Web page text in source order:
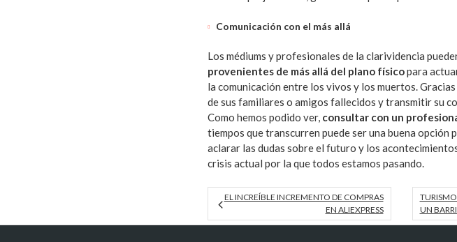
Comunicación con el más allá
Los médiums y profesionales de la clarividencia
provenientes de más allá del plano físicopara
la comunicación entre los vivos y los muertos.
de sus familiares o amigos fallecidos y transmitir su
Como hemos podido ver, consultar con un
tiempos que transcurren puede ser una buena opción
aclarar las dudas sobre el futuro y los
crisis actual por la que todos estamos pasando.
EL INCREÍBLE INCREMENTO DE COMPRAS
EN ALIEXPRESS
UN